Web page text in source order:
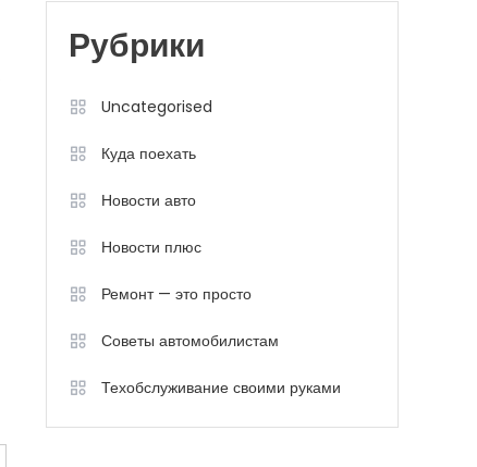
Рубрики
Uncategorised
Куда поехать
Новости авто
Новости плюс
Ремонт — это просто
Советы автомобилистам
Техобслуживание своими руками